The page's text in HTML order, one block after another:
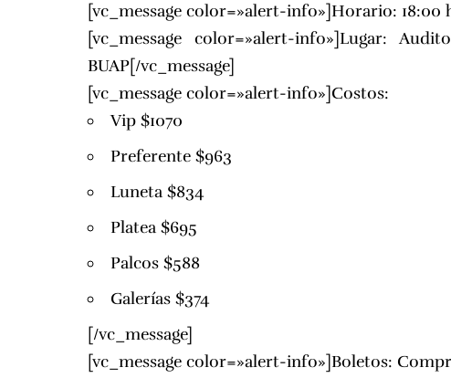
[vc_message color=»alert-info»]Horario: 18:00
[vc_message color=»alert-info»]Lugar:
BUAP[/vc_message]
[vc_message color=»alert-info»]Costos:
Vip $1070
Preferente $963
Luneta $834
Platea $695
Palcos $588
Galerías $374
[/vc_message]
[vc_message color=»alert-info»]Boletos: